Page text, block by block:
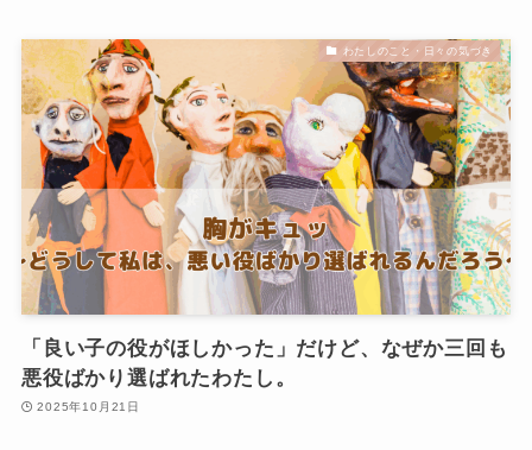
わたしのこと・日々の気づき
「良い子の役がほしかった」だけど、なぜか三回も
悪役ばかり選ばれたわたし。
2025年10月21日